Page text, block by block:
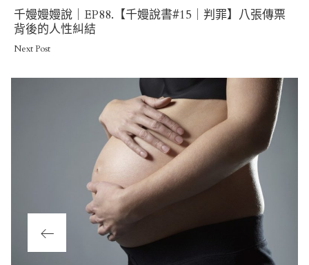
Next
Post
千嫚嫚嫚說｜EP88.【千嫚說書#15｜判罪】八張傳票
背後的人性糾結
Next Post